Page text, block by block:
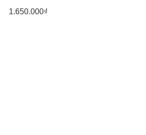
1.650.000₫